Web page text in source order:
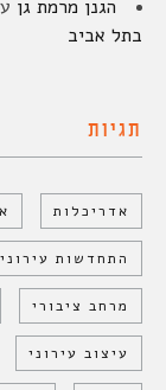
הגנן מרמת גן
בתל אביב
תגיות
אדריכלות
התחדשות
מרחב ציבורי
עיצוב עירוני